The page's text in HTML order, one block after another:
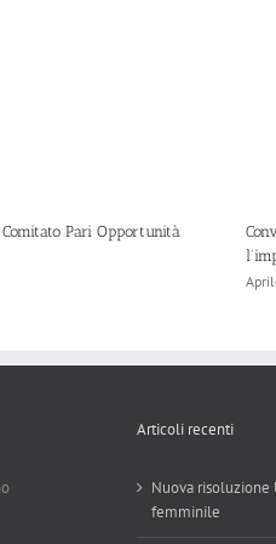
Pari Opportunità
Articoli recenti
Nuova risoluzione
femminile